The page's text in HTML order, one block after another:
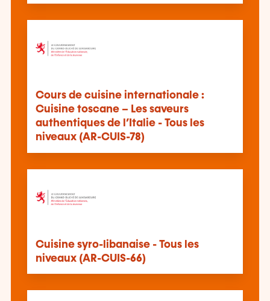
Cours de cuisine internationale :
Cuisine toscane – Les saveurs
authentiques de l’Italie - Tous les
niveaux (AR-CUIS-78)
Cuisine syro-libanaise - Tous les
niveaux (AR-CUIS-66)